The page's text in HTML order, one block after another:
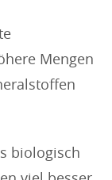
Mengen
biologisch